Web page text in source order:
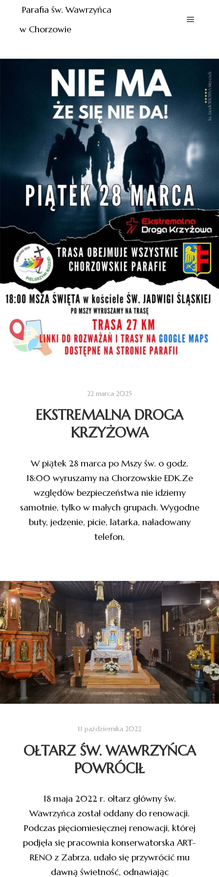
Parafia św. Wawrzyńca
w Chorzowie
22 marca 2025
EKSTREMALNA DROGA
KRZYŻOWA
W piątek 28 marca po Mszy św. o godz.
18:00 wyruszamy na Chorzowskie EDK.Ze
względów bezpieczeństwa nie idziemy
samotnie, tylko w małych grupach. Wygodne
buty, jedzenie, picie, latarka, naładowany
telefon,
11 października 2022
OŁTARZ ŚW. WAWRZYŃCA
POWRÓCIŁ
18 maja 2022 r. ołtarz główny św.
Wawrzyńca został oddany do renowacji.
Podczas pięciomiesięcznej renowacji, której
podjęła się pracownia konserwatorska ART-
RENO z Zabrza, udało się przywrócić mu
dawną świetność, odnawiając